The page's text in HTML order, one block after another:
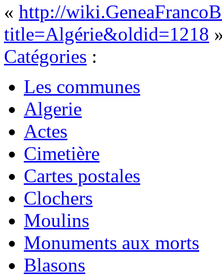
« http://
title=Algérie&oldid=1218
Catégories :
Les communes
Algerie
Actes
Cimetière
Cartes postales
Clochers
Moulins
Monuments aux morts
Blasons